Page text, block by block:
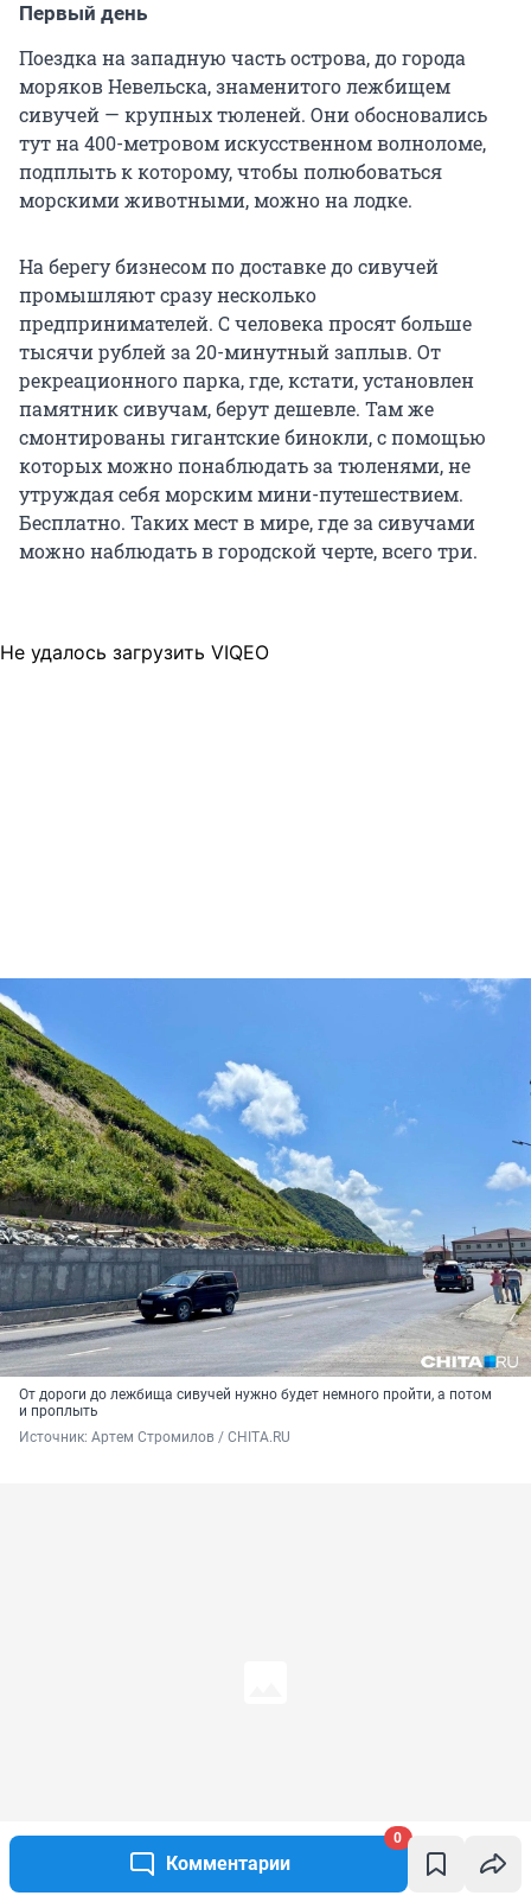
Комментарии
0
Первый день
Поездка на западную часть острова, до города
моряков Невельска, знаменитого лежбищем
сивучей — крупных тюленей. Они обосновались
тут на 400-метровом искусственном волноломе,
подплыть к которому, чтобы полюбоваться
морскими животными, можно на лодке.
На берегу бизнесом по доставке до сивучей
промышляют сразу несколько
предпринимателей. С человека просят больше
тысячи рублей за 20-минутный заплыв. От
рекреационного парка, где, кстати, установлен
памятник сивучам, берут дешевле. Там же
смонтированы гигантские бинокли, с помощью
которых можно понаблюдать за тюленями, не
утруждая себя морским мини-путешествием.
Бесплатно. Таких мест в мире, где за сивучами
можно наблюдать в городской черте, всего три.
Не удалось загрузить VIQEO
От дороги до лежбища сивучей нужно будет немного пройти, а потом
и проплыть
Источник: Артем Стромилов / CHITA.RU